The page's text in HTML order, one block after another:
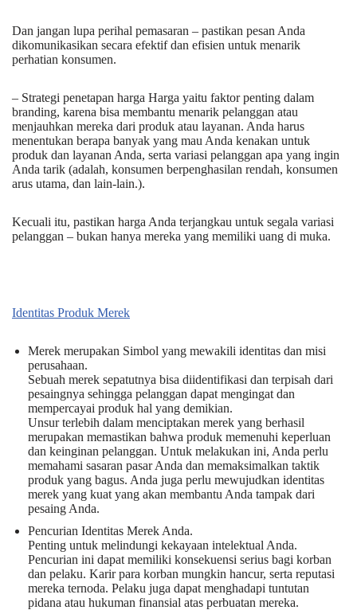
Dan jangan lupa perihal pemasaran – pastikan pesan Anda
dikomunikasikan secara efektif dan efisien untuk menarik
perhatian konsumen.
– Strategi penetapan harga Harga yaitu faktor penting dalam
branding, karena bisa membantu menarik pelanggan atau
menjauhkan mereka dari produk atau layanan. Anda harus
menentukan berapa banyak yang mau Anda kenakan untuk
produk dan layanan Anda, serta variasi pelanggan apa yang ingin
Anda tarik (adalah, konsumen berpenghasilan rendah, konsumen
arus utama, dan lain-lain.).
Kecuali itu, pastikan harga Anda terjangkau untuk segala variasi
pelanggan – bukan hanya mereka yang memiliki uang di muka.
Identitas Produk Merek
Merek merupakan Simbol yang mewakili identitas dan misi
perusahaan.
Sebuah merek sepatutnya bisa diidentifikasi dan terpisah dari
pesaingnya sehingga pelanggan dapat mengingat dan
mempercayai produk hal yang demikian.
Unsur terlebih dalam menciptakan merek yang berhasil
merupakan memastikan bahwa produk memenuhi keperluan
dan keinginan pelanggan. Untuk melakukan ini, Anda perlu
memahami sasaran pasar Anda dan memaksimalkan taktik
produk yang bagus. Anda juga perlu mewujudkan identitas
merek yang kuat yang akan membantu Anda tampak dari
pesaing Anda.
Pencurian Identitas Merek Anda.
Penting untuk melindungi kekayaan intelektual Anda.
Pencurian ini dapat memiliki konsekuensi serius bagi korban
dan pelaku. Karir para korban mungkin hancur, serta reputasi
mereka ternoda. Pelaku juga dapat menghadapi tuntutan
pidana atau hukuman finansial atas perbuatan mereka.